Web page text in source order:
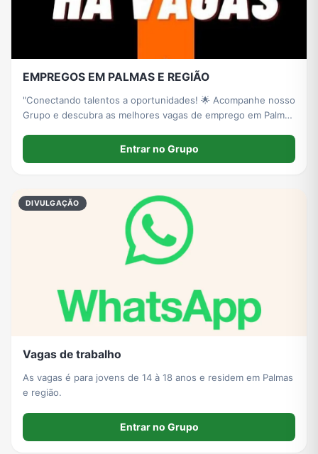
EMPREGOS EM PALMAS E REGIÃO
"Conectando talentos a oportunidades! 🌟 Acompanhe nosso
Grupo e descubra as melhores vagas de emprego em Palmas
Entrar no Grupo
DIVULGAÇÃO
Vagas de trabalho
As vagas é para jovens de 14 à 18 anos e residem em Palmas
e região.
Entrar no Grupo